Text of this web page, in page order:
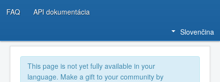
FAQ API dokumentácia
Slovenčina
This page is not yet fully available in your
language. Make a gift to your community by